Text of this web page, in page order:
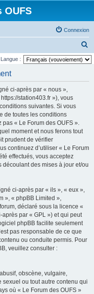
OUFS
Connexion
e
r
Langue :
ci-après par « nous »,
station403.fr »), vous
suivantes. Si vous
de toutes les conditions
pas « Le Forum des OUFS ».
moment et nous ferons tout
prudent de vérifier
continuez d’utiliser « Le Forum
effectués, vous acceptez
des mises à jour et/ou
ci-après par « ils », « eux »,
», « phpBB Limited »,
déclaré sous la licence «
après par « GPL ») et qui peut
phpBB facilite seulement
pas responsable de ce que
ou conduite permis. Pour
veuillez consulter :
obscène, vulgaire,
sexuel ou tout autre contenu qui
où « Le Forum des OUFS »